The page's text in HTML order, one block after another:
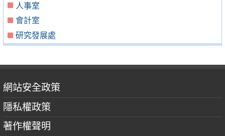
人事室
會計室
研究發展處
網站安全政策
隱私權政策
著作權聲明